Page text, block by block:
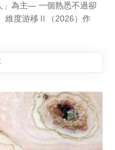
」為主— 一個熟悉不過卻
維度游移Ⅱ（2026）作